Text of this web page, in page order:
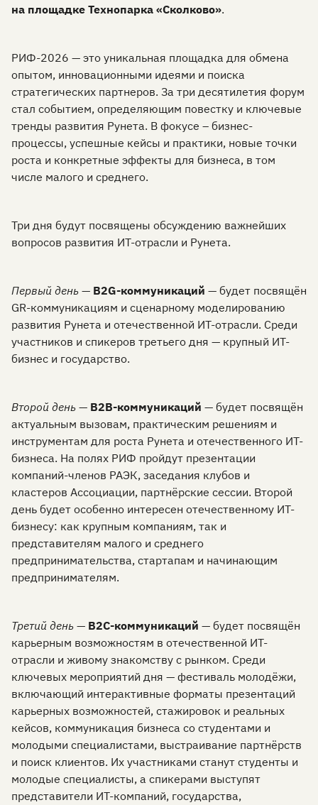
на площадке Технопарка «Сколково».
РИФ-2026 — это уникальная площадка для обмена
опытом, инновационными идеями и поиска
стратегических партнеров. За три десятилетия форум
стал событием, определяющим повестку и ключевые
тренды развития Рунета. В фокусе – бизнес-
процессы, успешные кейсы и практики, новые точки
роста и конкретные эффекты для бизнеса, в том
числе малого и среднего.
Три дня будут посвящены обсуждению важнейших
вопросов развития ИТ-отрасли и Рунета.
Первый день — B2G-коммуникаций — будет посвящён
GR-коммуникациям и сценарному моделированию
развития Рунета и отечественной ИТ-отрасли. Среди
участников и спикеров третьего дня — крупный ИТ-
бизнес и государство.
Второй день — B2B-коммуникаций — будет посвящён
актуальным вызовам, практическим решениям и
инструментам для роста Рунета и отечественного ИТ-
бизнеса. На полях РИФ пройдут презентации
компаний-членов РАЭК, заседания клубов и
кластеров Ассоциации, партнёрские сессии. Второй
день будет особенно интересен отечественному ИТ-
бизнесу: как крупным компаниям, так и
представителям малого и среднего
предпринимательства, стартапам и начинающим
предпринимателям.
Третий день — B2C-коммуникаций — будет посвящён
карьерным возможностям в отечественной ИТ-
отрасли и живому знакомству с рынком. Среди
ключевых мероприятий дня — фестиваль молодёжи,
включающий интерактивные форматы презентаций
карьерных возможностей, стажировок и реальных
кейсов, коммуникация бизнеса со студентами и
молодыми специалистами, выстраивание партнёрств
и поиск клиентов. Их участниками станут студенты и
молодые специалисты, а спикерами выступят
представители ИТ-компаний, государства,